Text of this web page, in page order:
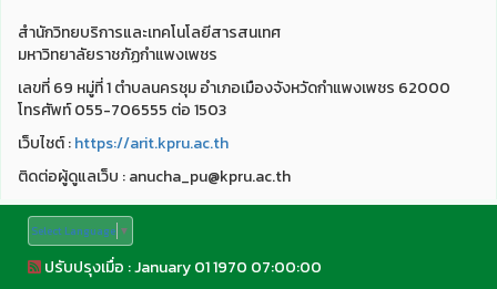
สำนักวิทยบริการและเทคโนโลยีสารสนเทศ
มหาวิทยาลัยราชภัฏกำแพงเพชร
เลขที่ 69 หมู่ที่ 1 ตำบลนครชุม อำเภอเมืองจังหวัดกำแพงเพชร 62000
โทรศัพท์ 055-706555 ต่อ 1503
เว็บไชต์ :https://arit.kpru.ac.th
ติดต่อผู้ดูแลเว็บ : anucha_pu@kpru.ac.th
Select Language ▼
ปรับปรุงเมื่อ : January 01 1970 07:00:00